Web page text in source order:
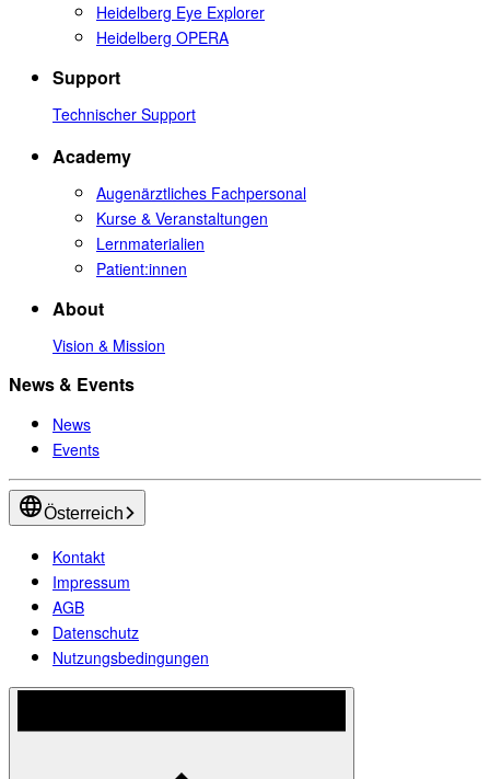
Heidelberg Eye Explorer
Heidelberg OPERA
Support
Technischer Support
Academy
Augenärztliches Fachpersonal
Kurse & Veranstaltungen
Lernmaterialien
Patient:innen
About
Vision & Mission
News & Events
News
Events
Österreich
Kontakt
Impressum
AGB
Datenschutz
Nutzungsbedingungen